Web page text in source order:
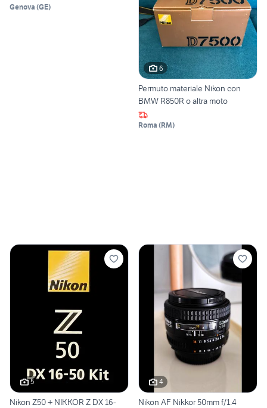
Genova (GE)
6
Permuto materiale Nikon con
BMW R850R o altra moto
Roma (RM)
5
Nikon Z50 + NIKKOR Z DX 16-
4
Nikon AF Nikkor 50mm f/1.4